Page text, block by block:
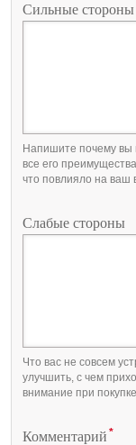
Сильные стороны
Напишите почему вы
все его
что повлияло на ваш
Слабые стороны
Что вас не совсем
улучшить, с чем
внимание при
Комментарий *